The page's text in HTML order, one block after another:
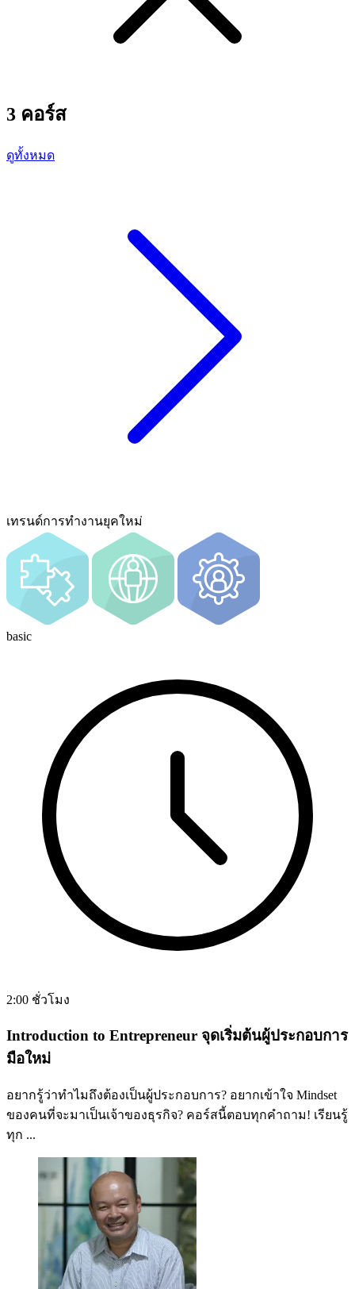
3 คอร์ส
ดูทั้งหมด
เทรนด์การทํางานยุคใหม่
basic
2:00 ชั่วโมง
Introduction to Entrepreneur จุดเริ่มต้นผู้ประกอบการ
มือใหม่
อยากรู้ว่าทำไมถึงต้องเป็นผู้ประกอบการ? อยากเข้าใจ Mindset
ของคนที่จะมาเป็นเจ้าของธุรกิจ? คอร์สนี้ตอบทุกคำถาม! เรียนรู้
ทุก ...